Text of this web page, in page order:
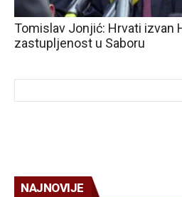
Tomislav Jonjić: Hrvati izvan
zastupljenost u Saboru
NAJNOVIJE